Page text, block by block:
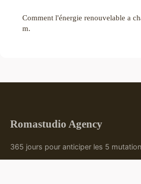
Comment l'énergie renouvelable a
m.
Romastudio Agency
365 jours pour anticiper les 5